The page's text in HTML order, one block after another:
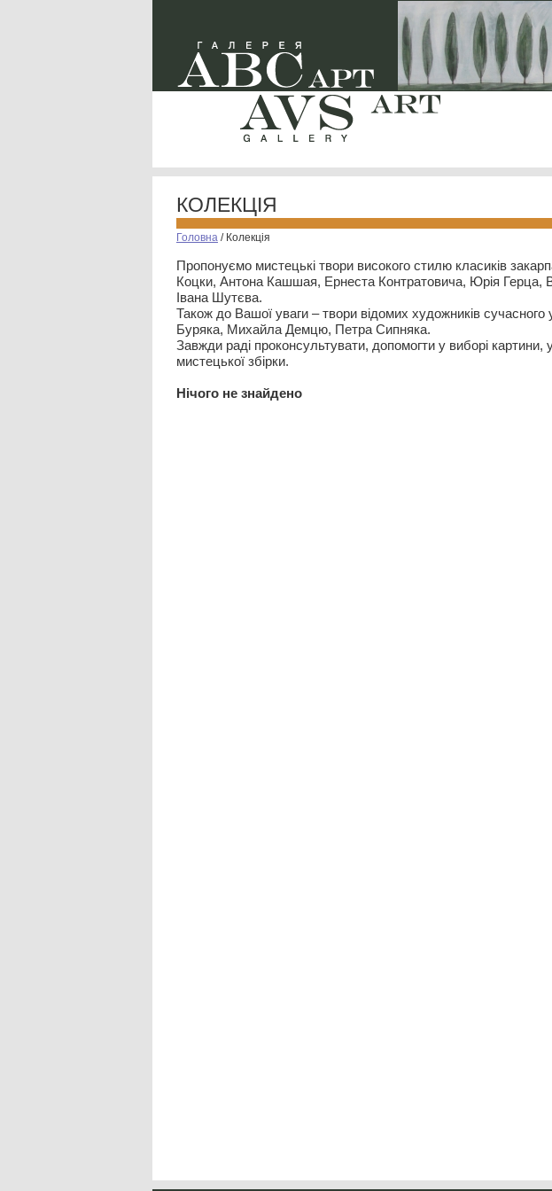
КОЛЕКЦІЯ
Головна / Колекція
Пропонуємо мистецькі твори високого стилю класиків
Коцки, Антона Кашшая, Ернеста Контратовича, Юрія Герца,
Івана Шутєва.
Також до Вашої уваги – твори відомих художників сучасного
Буряка, Михайла Демцю, Петра Сипняка.
Завжди раді проконсультувати, допомогти у виборі картини,
мистецької збірки.
Нiчого не знайдено